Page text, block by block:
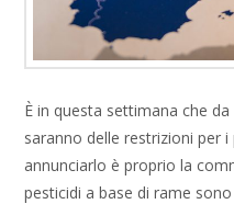
È in questa settimana che
saranno delle restrizioni per
annunciarlo è proprio la
pesticidi a base di rame